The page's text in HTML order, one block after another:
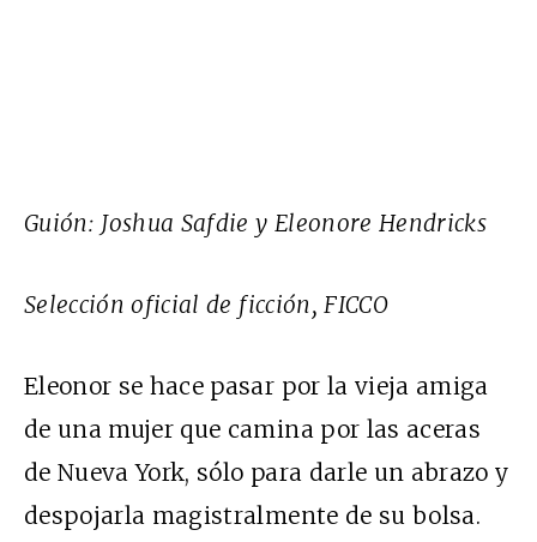
Guión: Joshua Safdie y Eleonore Hendricks
Selección oficial de ficción, FICCO
Eleonor se hace pasar por la vieja amiga
de una mujer que camina por las aceras
de Nueva York, sólo para darle un abrazo y
despojarla magistralmente de su bolsa.